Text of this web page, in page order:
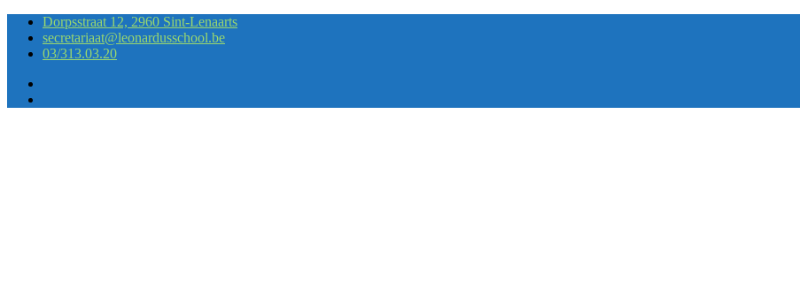
Dorpsstraat 12, 2960 Sint-Lenaarts
secretariaat@leonardusschool.be
03/313.03.20